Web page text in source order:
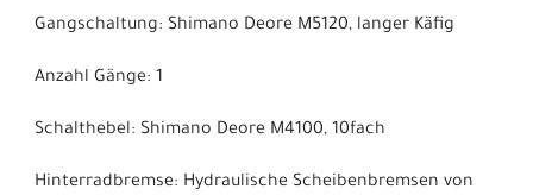
Gangschaltung: Shimano Deore M5120, langer Käfig
Anzahl Gänge: 1
Schalthebel: Shimano Deore M4100, 10fach
Hinterradbremse: Hydraulische Scheibenbremsen von